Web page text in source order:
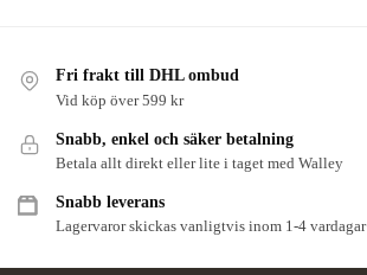
Fri frakt till DHL ombud
Vid köp över 599 kr
Snabb, enkel och säker betalning
Betala allt direkt eller lite i taget med Walley
Snabb leverans
Lagervaror skickas vanligtvis inom 1-4 vardagar